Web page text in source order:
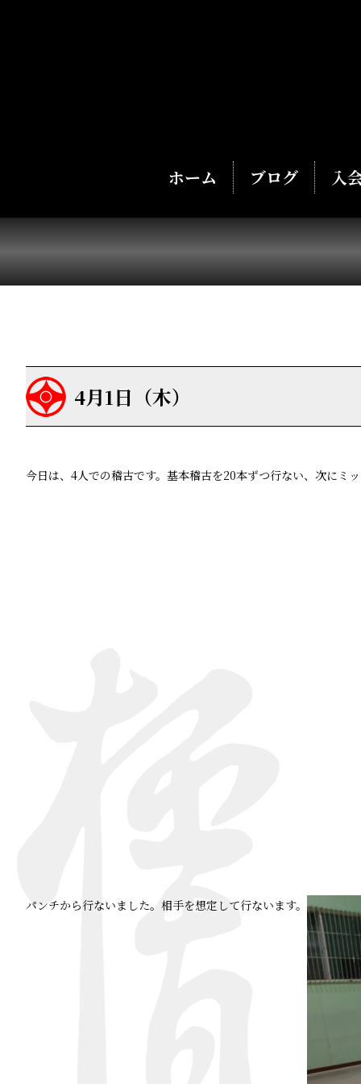
ホーム ブログ 入
4月1日（木）
今日は、4人での稽古です。基本稽古を20本ずつ行ない、次にミ
パンチから行ないました。相手を想定して行ないます。